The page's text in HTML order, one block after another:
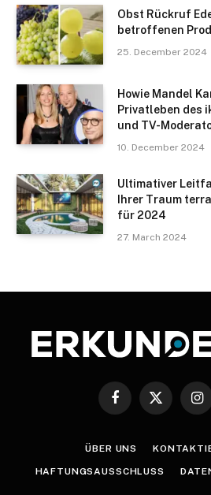
Obst Rückruf
betroffenen
25. December 2024
Howie Mandel
Privatleben des
und TV-
10. December 2024
Ultimativer
Ihrer Traum
für 2024
27. March 2024
Facebook
X
ÜBER UNS
HAFTUNGSAUSSCHLUSS